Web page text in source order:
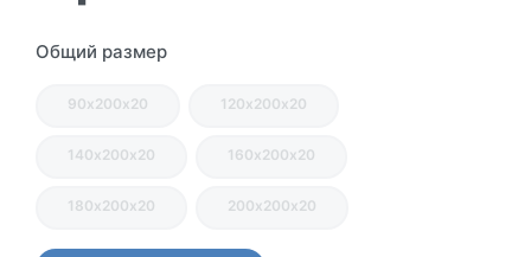
Общий размер
90х200х20 120х200х20
140х200х20 160х200х20
180х200х20 200х200х20